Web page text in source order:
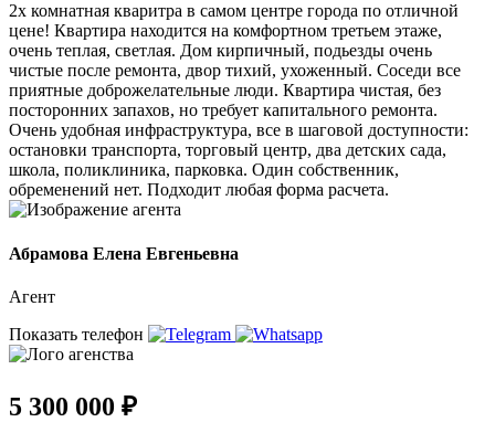
2х комнатная кваритра в самом центре города по отличной
цене! Квартира находится на комфортном третьем этаже,
очень теплая, светлая. Дом кирпичный, подьезды очень
чистые после ремонта, двор тихий, ухоженный. Соседи все
приятные доброжелательные люди. Квартира чистая, без
посторонних запахов, но требует капитального ремонта.
Очень удобная инфраструктура, все в шаговой доступности:
остановки транспорта, торговый центр, два детских сада,
школа, поликлиника, парковка. Один собственник,
обременений нет. Подходит любая форма расчета.
Абрамова Елена Евгеньевна
Агент
Показать телефон
5 300 000 ₽